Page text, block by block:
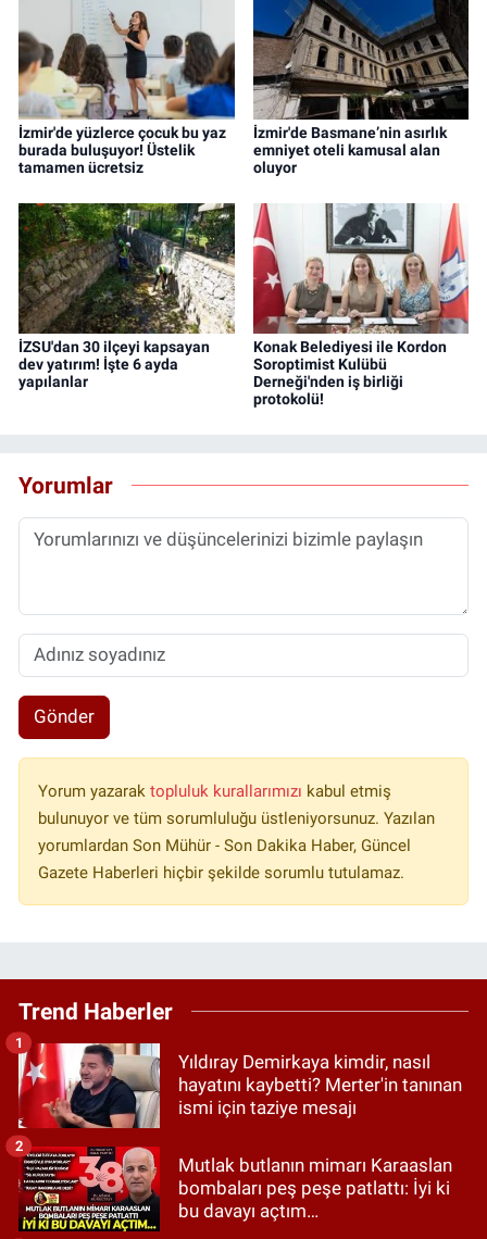
İzmir'de yüzlerce çocuk bu yaz
burada buluşuyor! Üstelik
tamamen ücretsiz
İzmir'de Basmane’nin asırlık
emniyet oteli kamusal alan
oluyor
İZSU'dan 30 ilçeyi kapsayan
dev yatırım! İşte 6 ayda
yapılanlar
Konak Belediyesi ile Kordon
Soroptimist Kulübü
Derneği'nden iş birliği
protokolü!
Yorumlar
Gönder
Yorum yazarak topluluk kurallarımızı kabul etmiş
bulunuyor ve tüm sorumluluğu üstleniyorsunuz. Yazılan
yorumlardan Son Mühür - Son Dakika Haber, Güncel
Gazete Haberleri hiçbir şekilde sorumlu tutulamaz.
Trend Haberler
Yıldıray Demirkaya kimdir, nasıl
hayatını kaybetti? Merter'in tanınan
ismi için taziye mesajı
1
Mutlak butlanın mimarı Karaaslan
bombaları peş peşe patlattı: İyi ki
bu davayı açtım…
2